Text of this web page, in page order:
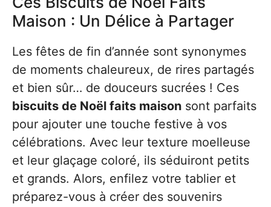
Maison : Un Délice à Partager
Les fêtes de fin d’année sont synonymes
de moments chaleureux, de rires partagés
et bien sûr… de douceurs sucrées ! Ces
biscuits de Noël faits maison sont parfaits
pour ajouter une touche festive à vos
célébrations. Avec leur texture moelleuse
et leur glaçage coloré, ils séduiront petits
et grands. Alors, enfilez votre tablier et
préparez-vous à créer des souvenirs